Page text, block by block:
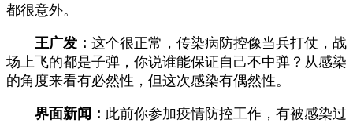
都很意外。
王广发： 这个很正常，传染病防控像当兵打仗，战
场上飞的都是子弹，你说谁能保证自己不中弹？从感染
的角度来看有必然性，但这次感染有偶然性。
界面新闻： 此前你参加疫情防控工作，有被感染过